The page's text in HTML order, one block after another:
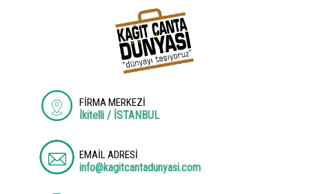
FİRMA MERKEZİ
İkitelli / İSTANBUL
EMAİL ADRESİ
info@kagitcantadunyasi.com